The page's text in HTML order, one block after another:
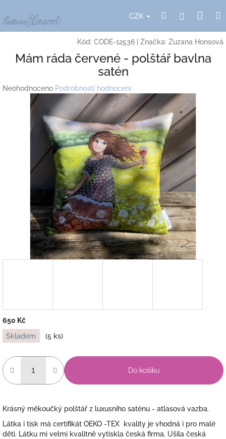
na
obsah
CZK HledatPřihlášení
Kód: CODE-12536 Značka: Zuzana Honsová
Mám ráda červené - polštář bavlna
satén
Průměrné
hodnocení
produktu
Neohodnoceno Podrobnosti hodnocení
650 Kč
Měrná
cena:
Skladem (5 ks)
Do košíku
Krásný měkoučký polštář z luxusního saténu - atlasová vazba.
Látka i tisk má certifikát OEKO -TEX kvality je vhodná i pro malé
děti. Látku mi velmi kvalitně vytiskla česká firma. Ušila česká